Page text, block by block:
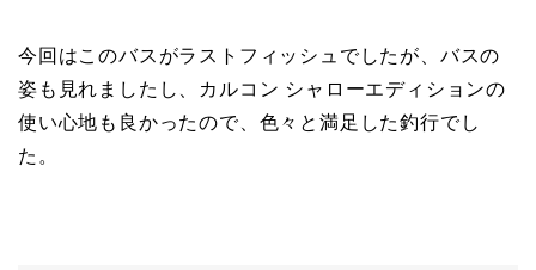
今回はこのバスがラストフィッシュでしたが、バスの
姿も見れましたし、カルコン シャローエディションの
使い心地も良かったので、色々と満足した釣行でし
た。